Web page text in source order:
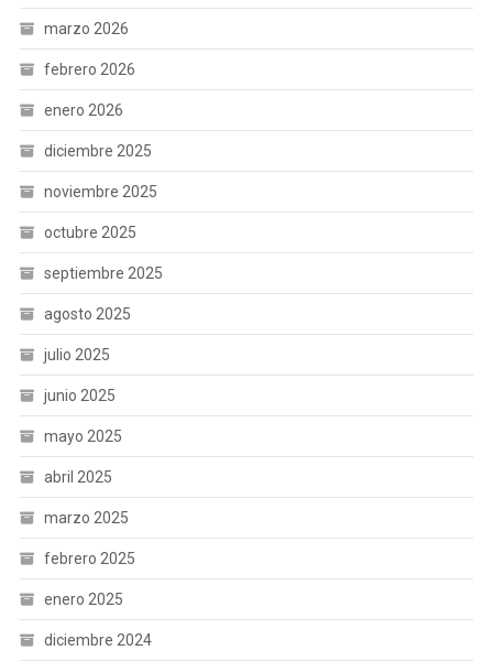
marzo 2026
febrero 2026
enero 2026
diciembre 2025
noviembre 2025
octubre 2025
septiembre 2025
agosto 2025
julio 2025
junio 2025
mayo 2025
abril 2025
marzo 2025
febrero 2025
enero 2025
diciembre 2024